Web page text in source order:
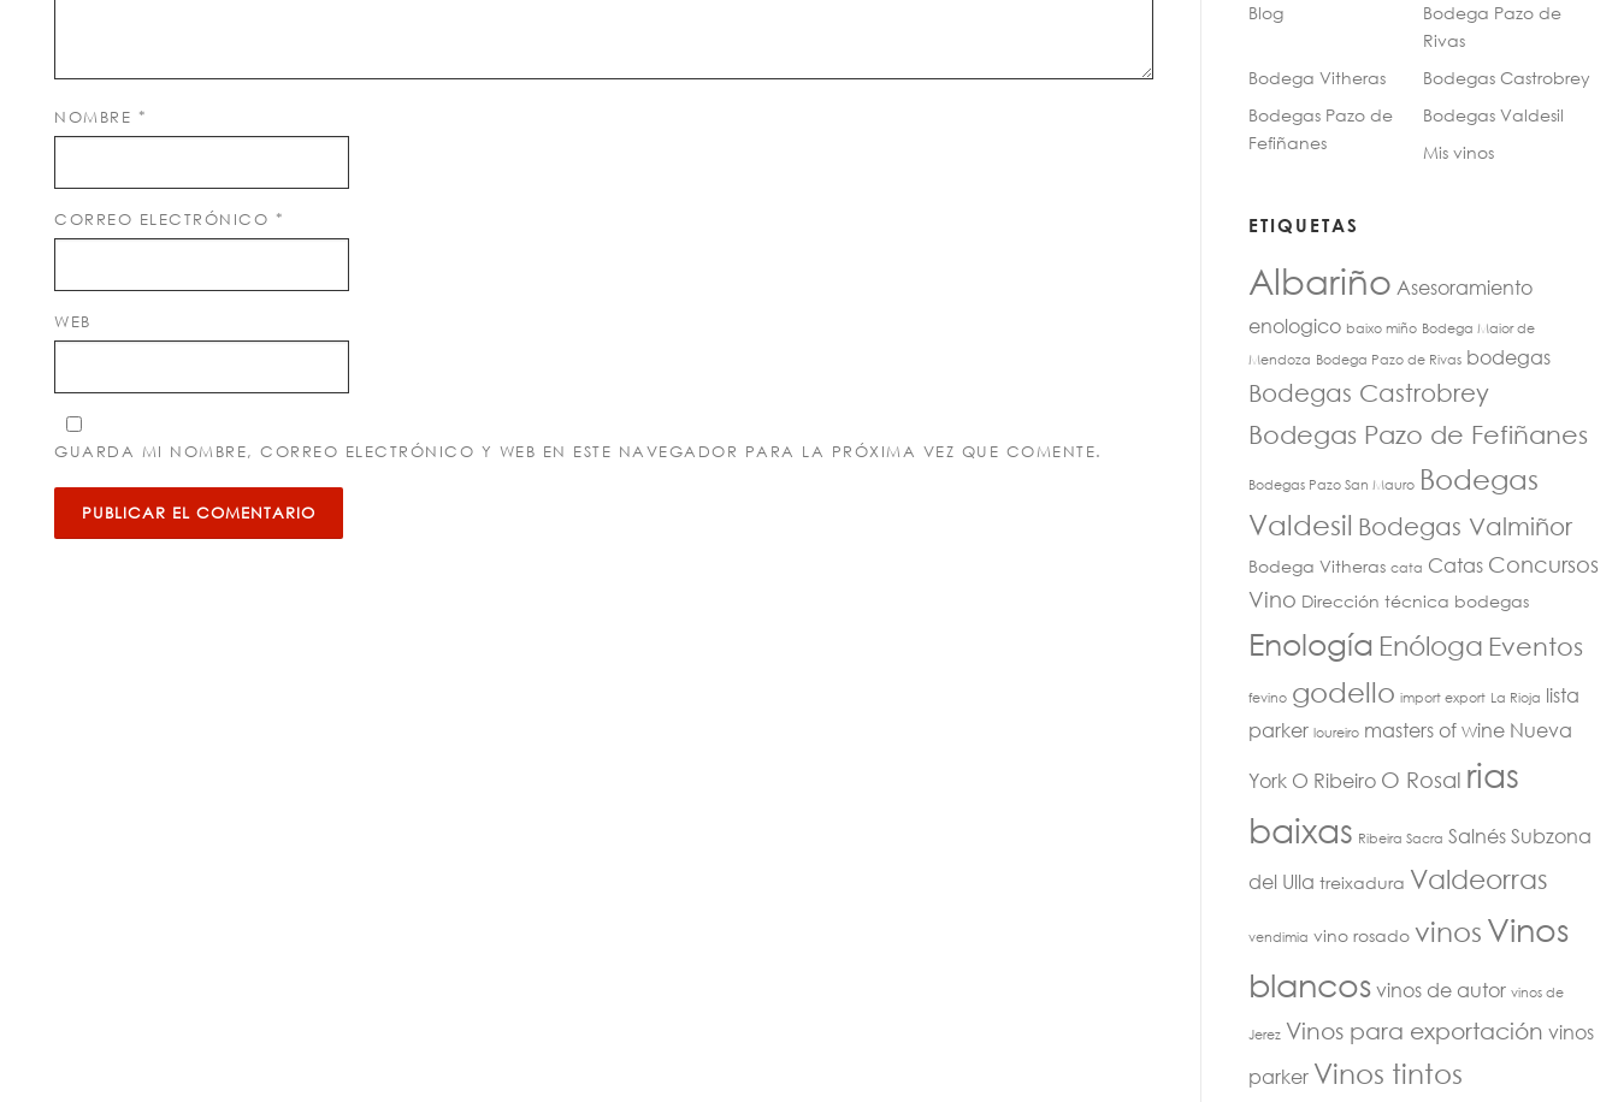
NOMBRE *
CORREO ELECTRÓNICO *
WEB
GUARDA MI NOMBRE, CORREO ELECTRÓNICO Y WEB EN ESTE NAVEGADOR PARA LA PRÓXIMA VEZ QUE COMENTE.
Blog
Bodega Pazo de
Rivas
Bodega Vitheras
Bodegas Castrobrey
Bodegas Pazo de
Fefiñanes
Bodegas Valdesil
Mis vinos
ETIQUETAS
Albariño Asesoramiento
enologico baixo miño Bodega Maior de
Mendoza Bodega Pazo de Rivas bodegas
Bodegas Castrobrey
Bodegas Pazo de Fefiñanes
Bodegas Pazo San Mauro Bodegas
Valdesil Bodegas Valmiñor
Bodega Vitheras cata Catas Concursos
Vino Dirección técnica bodegas
Enología Enóloga Eventos
fevino godello import export La Rioja lista
parker loureiro masters of wine Nueva
York O Ribeiro O Rosal rias
baixas Ribeira Sacra Salnés Subzona
del Ulla treixadura Valdeorras
vendimia vino rosado vinos Vinos
blancos vinos de autor vinos de
Jerez Vinos para exportación vinos
parker Vinos tintos